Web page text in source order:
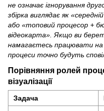
не означає ігнорування
збірка виглядає як
або «топовий процесор +
відеокарта». Якщо ви
намагаєтесь працювати на
процеси точно будуть
Порівняння ролей
візуалізації
Задача